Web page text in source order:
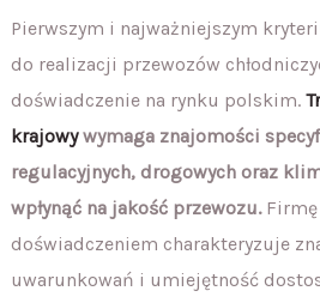
Pierwszym i najważniejszym
do realizacji przewozów
doświadczenie na rynku polskim.
krajowywymaga znajomości
regulacyjnych, drogowych oraz
wpłynąć na jakość przewozu.Firmę
doświadczeniem charakteryzuje
uwarunkowań i umiejętność